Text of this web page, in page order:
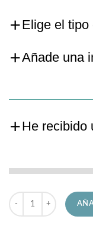
Elige el tipo
Añade una
He recibido
Reloj Festina de